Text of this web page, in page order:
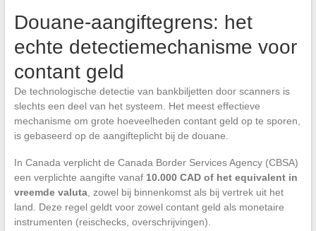
Douane-aangiftegrens: het
echte detectiemechanisme voor
contant geld
De technologische detectie van bankbiljetten door scanners is
slechts een deel van het systeem. Het meest effectieve
mechanisme om grote hoeveelheden contant geld op te sporen,
is gebaseerd op de aangifteplicht bij de douane.
In Canada verplicht de Canada Border Services Agency (CBSA)
een verplichte aangifte vanaf 10.000 CAD of het equivalent in
vreemde valuta, zowel bij binnenkomst als bij vertrek uit het
land. Deze regel geldt voor zowel contant geld als monetaire
instrumenten (reischecks, overschrijvingen).